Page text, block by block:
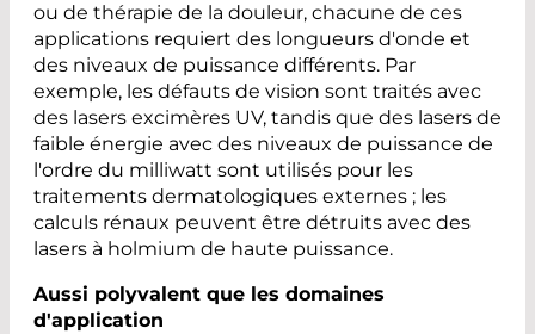
ou de thérapie de la douleur, chacune de ces
applications requiert des longueurs d'onde et
des niveaux de puissance différents. Par
exemple, les défauts de vision sont traités avec
des lasers excimères UV, tandis que des lasers de
faible énergie avec des niveaux de puissance de
l'ordre du milliwatt sont utilisés pour les
traitements dermatologiques externes ; les
calculs rénaux peuvent être détruits avec des
lasers à holmium de haute puissance.
Aussi polyvalent que les domaines
d'application